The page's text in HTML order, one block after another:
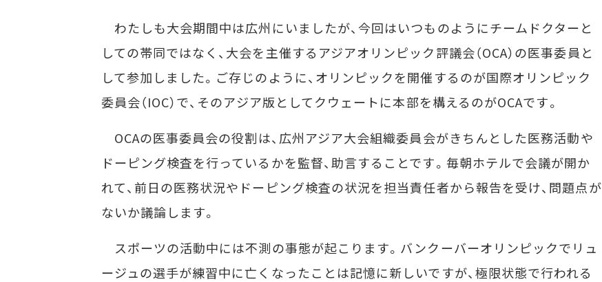
わたしも大会期間中は広州にいましたが、今回はいつものようにチームドクターと
しての帯同ではなく、大会を主催するアジアオリンピック評議会（OCA）の医事委員と
して参加しました。ご存じのように、オリンピックを開催するのが国際オリンピック
委員会（IOC）で、そのアジア版としてクウェートに本部を構えるのがOCAです。
OCAの医事委員会の役割は、広州アジア大会組織委員会がきちんとした医務活動や
ドーピング検査を行っているかを監督、助言することです。毎朝ホテルで会議が開か
れて、前日の医務状況やドーピング検査の状況を担当責任者から報告を受け、問題点が
ないか議論します。
スポーツの活動中には不測の事態が起こります。バンクーバーオリンピックでリュ
ージュの選手が練習中に亡くなったことは記憶に新しいですが、極限状態で行われる